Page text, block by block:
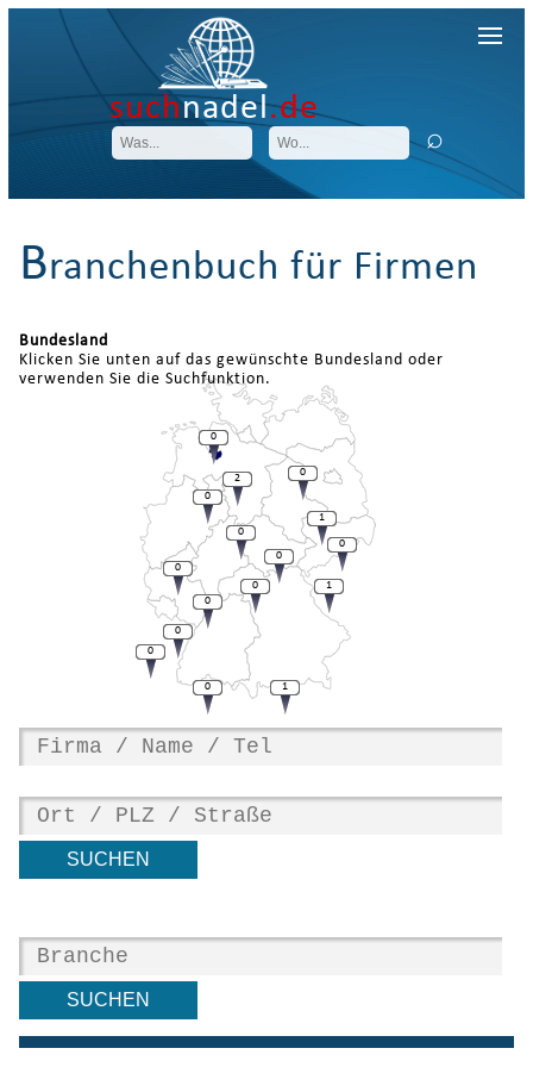
suchnadel.de
Branchenbuch für Firmen
Bundesland
Klicken Sie unten auf das gewünschte Bundesland oder
verwenden Sie die Suchfunktion.
1
0
0
1
0
0
2
0
0
0
0
0
0
0
0
1